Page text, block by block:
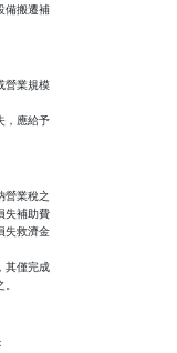
備搬遷補
營業規模
，應給予
營業稅之
失補助費
失救濟金
其僅完成